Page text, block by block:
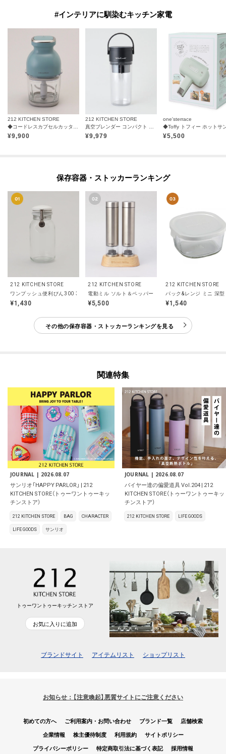
#インテリアに馴染むキッチン家電
212 KITCHEN STORE
¥9,900
212 KITCHEN STORE
¥9,979
one'sterrace
¥5,500
保存容器・ストッカーランキング
212 KITCHEN STORE
ワンプッシュ便利びん300 300ml ＜Cellarmate セラーメイト＞
¥1,430
212 KITCHEN STORE
電動ミル ソルト
¥5,500
212 KITCHEN STORE
パック&レンジ ミニ 深
¥1,540
その他の保存容器・ストッカーランキングを見る
関連特集
JOURNAL | 2026.08.07
サンリオ「HAPPY PARLOR」 | 212
KITCHEN STORE（トゥーワントゥーキッ
チンストア）
212 KITCHEN STORE BAG
CHARACTER
LIFE GOODS
サンリオ
JOURNAL | 2026.08.07
バイヤー達の偏愛道具 Vol.204 | 212
KITCHEN STORE（トゥーワントゥーキッ
チンストア）
212 KITCHEN STORE LIFE GOODS
トゥーワントゥーキッチン ストア
お気に入りに追加
ブランドサイト アイテムリスト ショップリスト
お知らせ：【注意喚起】悪質サイトにご注意ください
初めての方へ ご利用案内・お問い合わせ ブランド一覧
店舗検索
企業情報
株主優待制度 利用規約
サイトポリシー
プライバシーポリシー
特定商取引法に基づく表記 採用情報